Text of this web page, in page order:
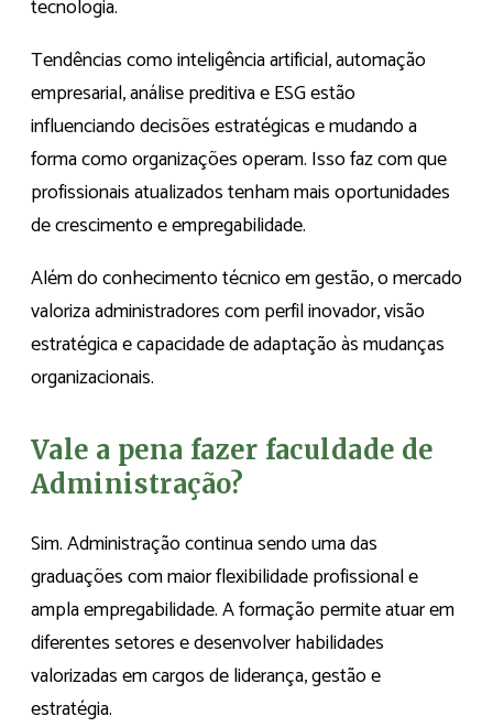
tecnologia.
Tendências como inteligência artificial, automação
empresarial, análise preditiva e ESG estão
influenciando decisões estratégicas e mudando a
forma como organizações operam. Isso faz com que
profissionais atualizados tenham mais oportunidades
de crescimento e empregabilidade.
Além do conhecimento técnico em gestão, o mercado
valoriza administradores com perfil inovador, visão
estratégica e capacidade de adaptação às mudanças
organizacionais.
Vale a pena fazer faculdade de
Administração?
Sim. Administração continua sendo uma das
graduações com maior flexibilidade profissional e
ampla empregabilidade. A formação permite atuar em
diferentes setores e desenvolver habilidades
valorizadas em cargos de liderança, gestão e
estratégia.